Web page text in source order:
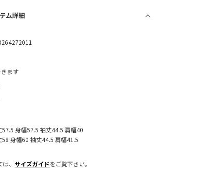
ム詳細
ます
57.5 身幅57.5 袖丈44.5 肩幅40
58 身幅60 袖丈44.5 肩幅41.5
は、サイズガイドをご覧下さい。